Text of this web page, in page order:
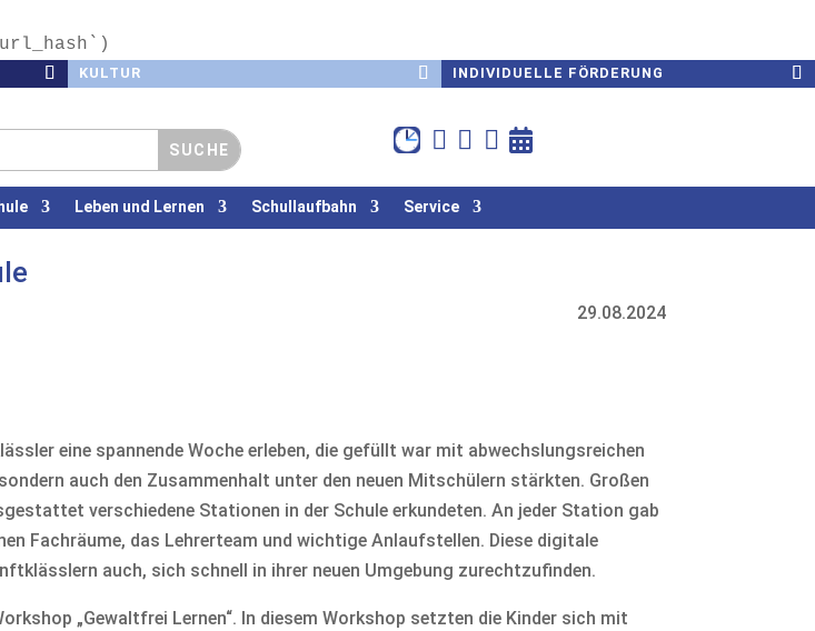
KULTUR INDIVIDUELLE FÖRDERUNG
   
Leben und Lernen Schullaufbahn Service
29.08.2024
eine spannende Woche erleben, die gefüllt war mit abwechslungsreichen
auch den Zusammenhalt unter den neuen Mitschülern stärkten. Großen
verschiedene Stationen in der Schule erkundeten. An jeder Station gab
Fachräume, das Lehrerteam und wichtige Anlaufstellen. Diese digitale
auch, sich schnell in ihrer neuen Umgebung zurechtzufinden.
„Gewaltfrei Lernen“. In diesem Workshop setzten die Kinder sich mit